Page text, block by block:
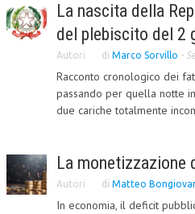
AUTORI
COLLABORA CON NOI
ECONOMIA
CORPORATE SOCIAL
INTERNAZIONALIZZAZIONE
HUMAN RESOURCES
La nascita della
del plebiscito del 2
Autori di Marco Sorvillo -
Racconto cronologico dei
passando per quella notte
due cariche totalmente
La monetizzazione
Autori di Matteo
In economia, il deficit